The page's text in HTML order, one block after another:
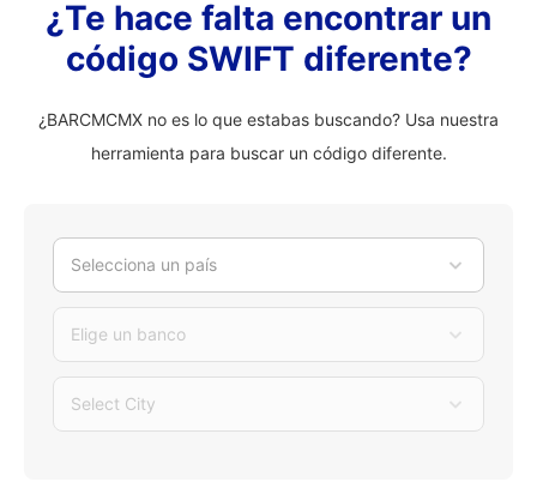
¿Te hace falta encontrar un
código SWIFT diferente?
¿BARCMCMX no es lo que estabas buscando? Usa nuestra
herramienta para buscar un código diferente.
Selecciona un país
Elige un banco
Select City